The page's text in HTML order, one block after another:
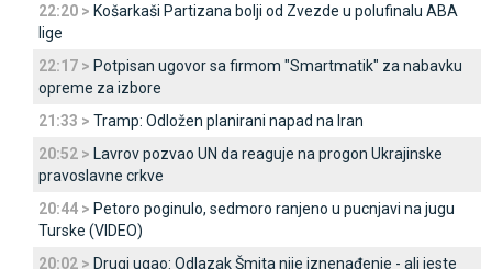
22:20 > Košarkaši Partizana bolji od Zvezde u polufinalu ABA
lige
22:17 > Potpisan ugovor sa firmom "Smartmatik" za nabavku
opreme za izbore
21:33 > Tramp: Odložen planirani napad na Iran
20:52 > Lavrov pozvao UN da reaguje na progon Ukrajinske
pravoslavne crkve
20:44 > Petoro poginulo, sedmoro ranjeno u pucnjavi na jugu
Turske (VIDEO)
20:02 > Drugi ugao: Odlazak Šmita nije iznenađenje - ali jeste